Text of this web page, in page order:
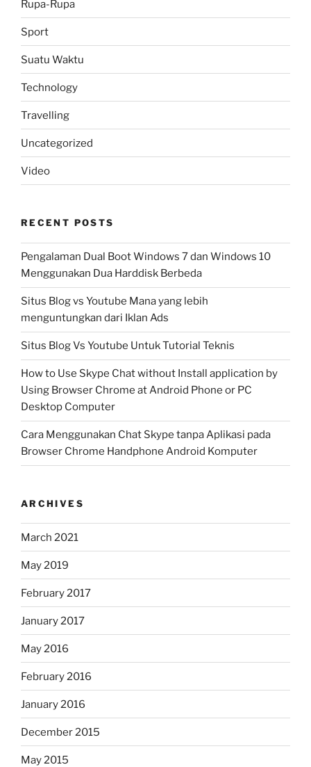
Rupa-Rupa
Sport
Suatu Waktu
Technology
Travelling
Uncategorized
Video
RECENT POSTS
Pengalaman Dual Boot Windows 7 dan Windows 10
Menggunakan Dua Harddisk Berbeda
Situs Blog vs Youtube Mana yang lebih
menguntungkan dari Iklan Ads
Situs Blog Vs Youtube Untuk Tutorial Teknis
How to Use Skype Chat without Install application by
Using Browser Chrome at Android Phone or PC
Desktop Computer
Cara Menggunakan Chat Skype tanpa Aplikasi pada
Browser Chrome Handphone Android Komputer
ARCHIVES
March 2021
May 2019
February 2017
January 2017
May 2016
February 2016
January 2016
December 2015
May 2015